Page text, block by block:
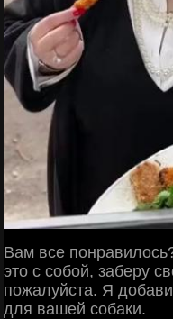
Вам все
это с собой, заберу
пожалуйста. Я
для вашей собаки.